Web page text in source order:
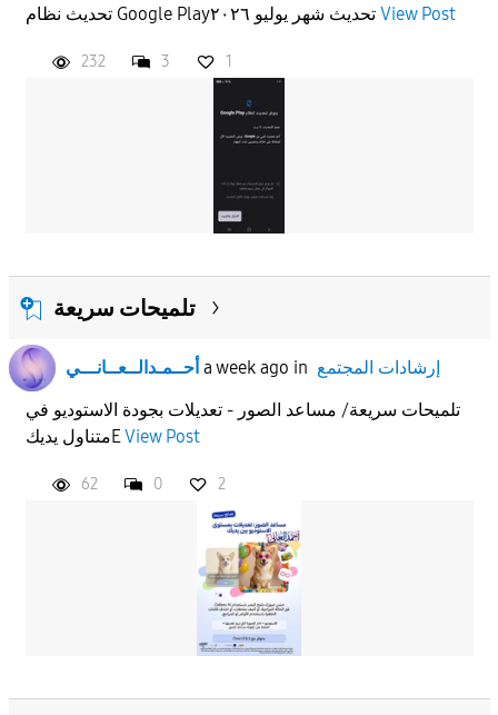
تحديث نظام Google Playتحديث شهر يوليو ٢٠٢٦ View Post
232 3 1
تلميحات سريعة
أحــمـدالــعــانـــي a week ago in إرشادات المجتمع
تلميحات سريعة/ مساعد الصور - تعديلات بجودة الاستوديو في
متناول يديكEView Post
62 0 2